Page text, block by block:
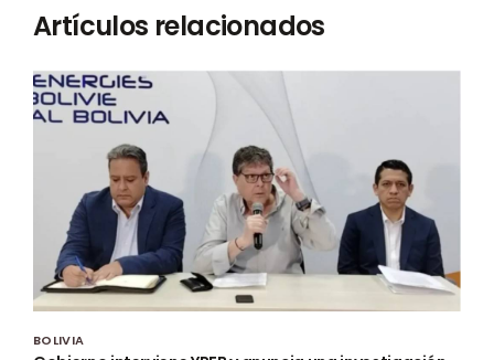
Artículos relacionados
BOLIVIA